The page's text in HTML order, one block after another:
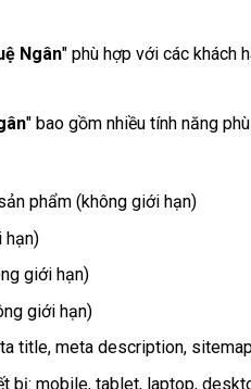
Ngân" phù hợp với các khách
" bao gồm nhiều tính năng
phẩm (không giới hạn)
hạn)
giới hạn)
giới hạn)
title, meta description,
bị: mobile, tablet, laptop,